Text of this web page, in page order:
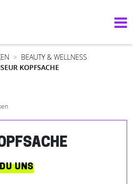
BEAUTY & WELLNESS
KOPFSACHE
UNS